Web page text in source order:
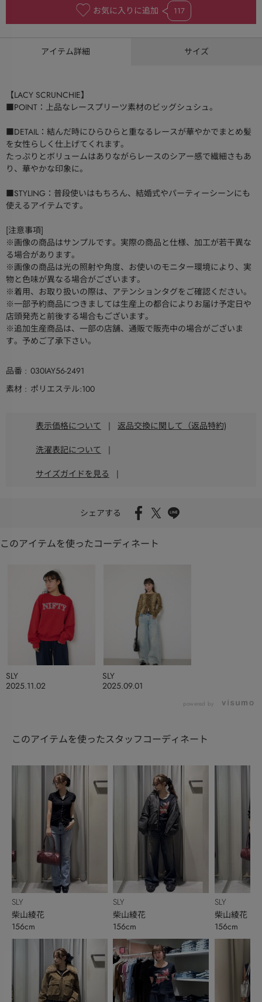
お気に入りに追加 117
アイテム詳細 サイズ
【LACY SCRUNCHIE】
■POINT：上品なレースプリーツ素材のビッグシュシュ。
■DETAIL：結んだ時にひらひらと重なるレースが華やかでまとめ髪
を女性らしく仕上げてくれます。
たっぷりとボリュームはありながらレースのシアー感で繊細さもあ
り、華やかな印象に。
■STYLING：普段使いはもちろん、結婚式やパーティーシーンにも
使えるアイテムです。
[注意事項]
※画像の商品はサンプルです。実際の商品と仕様、加工が若干異な
る場合があります。
※画像の商品は光の照射や角度、お使いのモニター環境により、実
物と色味が異なる場合がございます。
※着用、お取り扱いの際は、アテンションタグをご確認ください。
※一部予約商品につきましては生産上の都合によりお届け予定日や
店頭発売と前後する場合もございます。
※追加生産商品は、一部の店舗、通販で販売中の場合がございま
す。予めご了承下さい。
品番
030IAY56-2491
素材
ポリエステル:100
表示価格について | 返品交換に関して（返品特約)
洗濯表記について |
サイズガイドを見る |
シェアする
このアイテムを使ったコーディネート
2025.11.02
SLY
2025.09.01
SLY
powered by
このアイテムを使ったスタッフコーディネート
SLY
柴山綾花
156cm
SLY
柴山綾花
156cm
SLY
柴山綾花
156cm